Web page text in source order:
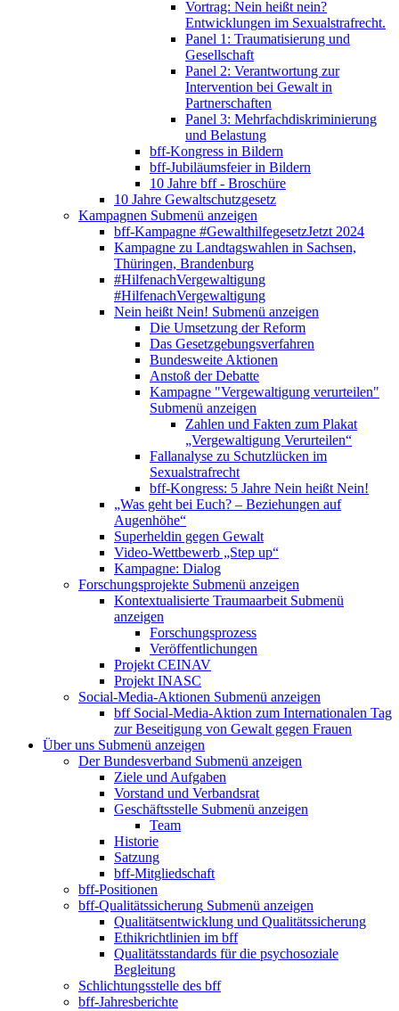
Vortrag: Nein heißt nein?
Entwicklungen im Sexualstrafrecht.
Panel 1: Traumatisierung und
Gesellschaft
Panel 2: Verantwortung zur
Intervention bei Gewalt in
Partnerschaften
Panel 3: Mehrfachdiskriminierung
und Belastung
bff-Kongress in Bildern
bff-Jubiläumsfeier in Bildern
10 Jahre bff - Broschüre
10 Jahre Gewaltschutzgesetz
Kampagnen Submenü anzeigen
bff-Kampagne #GewalthilfegesetzJetzt 2024
Kampagne zu Landtagswahlen in Sachsen,
Thüringen, Brandenburg
#HilfenachVergewaltigung
#HilfenachVergewaltigung
Nein heißt Nein! Submenü anzeigen
Die Umsetzung der Reform
Das Gesetzgebungsverfahren
Bundesweite Aktionen
Anstoß der Debatte
Kampagne "Vergewaltigung verurteilen"
Submenü anzeigen
Zahlen und Fakten zum Plakat
„Vergewaltigung Verurteilen“
Fallanalyse zu Schutzlücken im
Sexualstrafrecht
bff-Kongress: 5 Jahre Nein heißt Nein!
„Was geht bei Euch? – Beziehungen auf
Augenhöhe“
Superheldin gegen Gewalt
Video-Wettbewerb „Step up“
Kampagne: Dialog
Forschungsprojekte Submenü anzeigen
Kontextualisierte Traumaarbeit Submenü
anzeigen
Forschungsprozess
Veröffentlichungen
Projekt CEINAV
Projekt INASC
Social-Media-Aktionen Submenü anzeigen
bff Social-Media-Aktion zum Internationalen Tag
zur Beseitigung von Gewalt gegen Frauen
Über uns Submenü anzeigen
Der Bundesverband Submenü anzeigen
Ziele und Aufgaben
Vorstand und Verbandsrat
Geschäftsstelle Submenü anzeigen
Team
Historie
Satzung
bff-Mitgliedschaft
bff-Positionen
bff-Qualitätssicherung Submenü anzeigen
Qualitätsentwicklung und Qualitätssicherung
Ethikrichtlinien im bff
Qualitätsstandards für die psychosoziale
Begleitung
Schlichtungsstelle des bff
bff-Jahresberichte